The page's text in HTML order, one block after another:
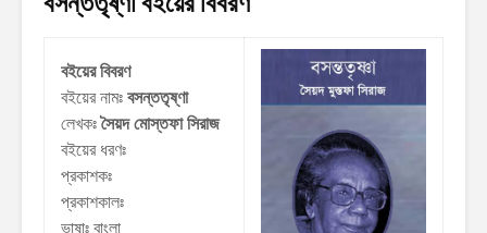
বইয়ের বিবরণ
বইয়ের নামঃ বসন্ততৃষ্ণা
লেখকঃসৈয়দ মোস্তফা সিরাজ
বইয়ের ধরণঃ
প্রকাশকঃ
প্রকাশকালঃ
ভাষাঃ বাংলা